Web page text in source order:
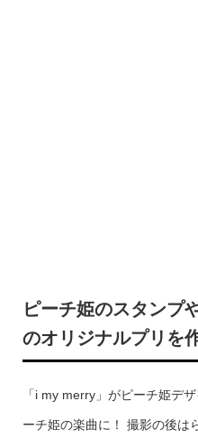
ピーチ姫のスタンプ
のオリジナルプリを
「i my merry」がピーチ姫デ
ーチ姫の楽曲に！ 撮影の後は